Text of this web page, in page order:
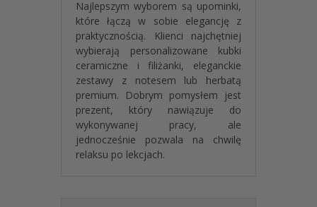
i nasycone nawet po wielu miesiącach użytkowania.
- Idealna gładkość:
Nadruk jest całkowicie
niewyczuwalny pod palcami, co podnosi komfort
- Trwałość motywu:Różowa kokarda oraz
dedykacja nie ścierają się, co czyni go produktem
klasy premium.
To inwestycja w prezent, który mimo upływu czasu
będzie wyglądał jak nowy, przypominając cioci o
miłym geście przy każdej wspólnej kawie.
Najlepszym wyborem są upominki,
które łączą w sobie elegancję z
praktycznością. Klienci najchętniej
wybierają personalizowane kubki
ceramiczne i filiżanki, eleganckie
zestawy z notesem lub herbatą
premium. Dobrym pomysłem jest
prezent, który nawiązuje do
wykonywanej pracy, ale
jednocześnie pozwala na chwilę
relaksu po lekcjach.